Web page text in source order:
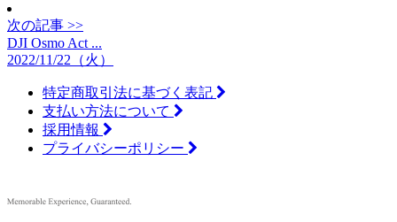
次の記事 >>
DJI Osmo Act ...
2022/11/22（火）
特定商取引法に基づく表記
支払い方法について
採用情報
プライバシーポリシー